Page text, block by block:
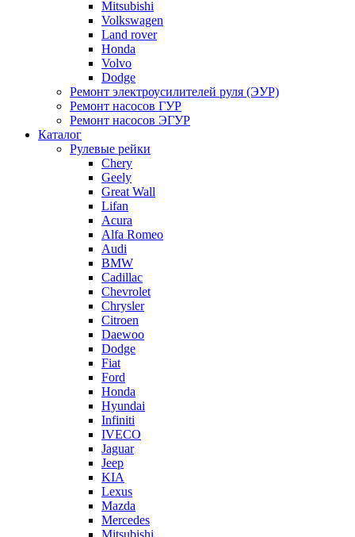
Mitsubishi
Volkswagen
Land rover
Honda
Volvo
Dodge
Ремонт электроусилителей руля (ЭУР)
Ремонт насосов ГУР
Ремонт насосов ЭГУР
Каталог
Рулевые рейки
Chery
Geely
Great Wall
Lifan
Acura
Alfa Romeo
Audi
BMW
Cadillac
Chevrolet
Chrysler
Citroen
Daewoo
Dodge
Fiat
Ford
Honda
Hyundai
Infiniti
IVECO
Jaguar
Jeep
KIA
Lexus
Mazda
Mercedes
Mitsubishi